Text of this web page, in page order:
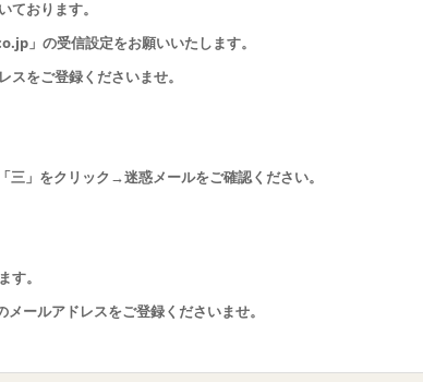
ております。
」の受信設定をお願いいたします。
スをご登録くださいませ。
」をクリック→迷惑メールをご確認ください。
す。
ールアドレスをご登録くださいませ。